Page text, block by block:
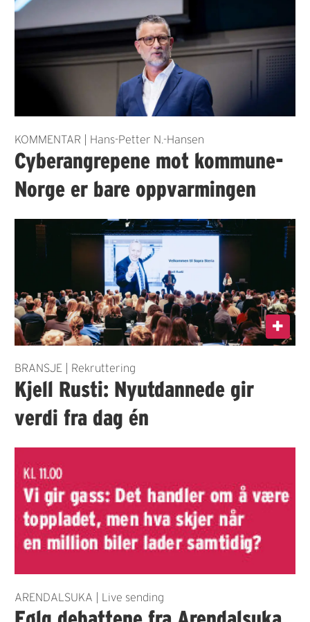
KOMMENTAR | Hans-Petter N.-Hansen
Cyberangrepene mot kommune-
Norge er bare oppvarmingen
BRANSJE | Rekruttering
Kjell Rusti: Nyutdannede gir
verdi fra dag én
ARENDALSUKA | Live sending